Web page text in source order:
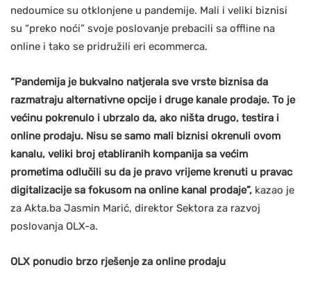
nedoumice su otklonjene u pandemije. Mali i veliki biznisi
su “preko noći” svoje poslovanje prebacili sa offline na
online i tako se pridružili eri ecommerca.
“Pandemija je bukvalno natjerala sve vrste biznisa da
razmatraju alternativne opcije i druge kanale prodaje. To je
većinu pokrenulo i ubrzalo da, ako ništa drugo, testira i
online prodaju. Nisu se samo mali biznisi okrenuli ovom
kanalu, veliki broj etabliranih kompanija sa većim
prometima odlučili su da je pravo vrijeme krenuti u pravac
digitalizacije sa fokusom na online kanal prodaje”, kazao je
za Akta.ba Jasmin Marić, direktor Sektora za razvoj
poslovanja OLX-a.
OLX ponudio brzo rješenje za online prodaju